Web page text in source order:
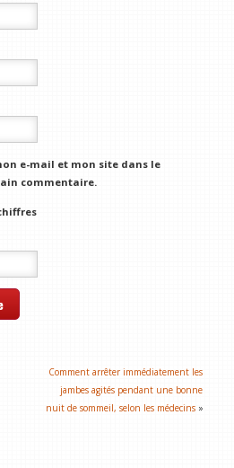
e-mail et mon site dans le
commentaire.
Comment arrêter immédiatement les
jambes agités pendant une bonne
nuit de sommeil, selon les médecins»